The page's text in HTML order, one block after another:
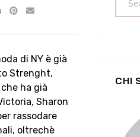
di NY è già
Strenght,
ha già
Sharon
rassodare
oltrechè
CHI